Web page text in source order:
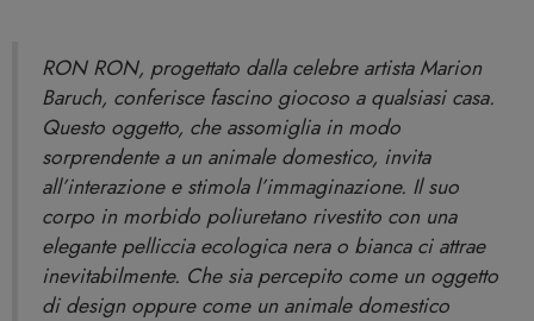
RON RON, progettato dalla celebre artista Marion
Baruch, conferisce fascino giocoso a qualsiasi casa.
Questo oggetto, che assomiglia in modo
sorprendente a un animale domestico, invita
all’interazione e stimola l’immaginazione. Il suo
corpo in morbido poliuretano rivestito con una
elegante pelliccia ecologica nera o bianca ci attrae
inevitabilmente. Che sia percepito come un oggetto
di design oppure come un animale domestico